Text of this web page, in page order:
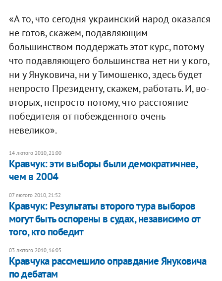
«А то, что сегодня украинский народ оказался
не готов, скажем, подавляющим
большинством поддержать этот курс, потому
что подавляющего большинства нет ни у кого,
ни у Януковича, ни у Тимошенко, здесь будет
непросто Президенту, скажем, работать. И, во-
вторых, непросто потому, что расстояние
победителя от побежденного очень
невелико».
14 лютого 2010, 21:00
Кравчук: эти выборы были демократичнее,
чем в 2004
07 лютого 2010, 21:52
Кравчук: Результаты второго тура выборов
могут быть оспорены в судах, независимо от
того, кто победит
03 лютого 2010, 16:05
Кравчука рассмешило оправдание Януковича
по дебатам